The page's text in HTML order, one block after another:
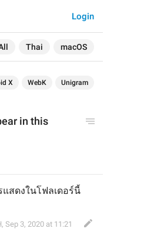
Thai macOS
Login
X WebK Unigram
in this
สดงในโฟลเดอร์นี้
, Sep 3, 2020 at 11:21